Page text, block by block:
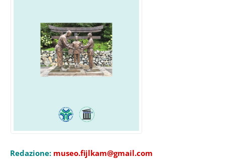
Redazione: museo.fijlkam@gmail.com